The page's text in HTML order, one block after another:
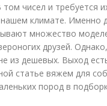
чисел и требуется
климате. Именно
множество
друзей.
из дешевых. Выход
статье вяжем для
пород в